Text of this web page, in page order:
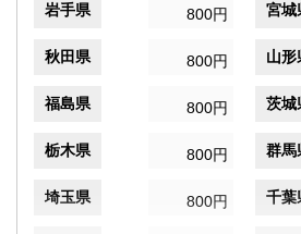
岩手県 800円 宮城
秋田県 800円 山形
福島県 800円 茨城
栃木県 800円 群馬
埼玉県 800円 千葉